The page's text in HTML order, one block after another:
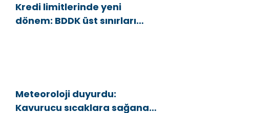
Kredi limitlerinde yeni
dönem: BDDK üst sınırları
Meteoroloji duyurdu:
Kavurucu sıcaklara sağanak